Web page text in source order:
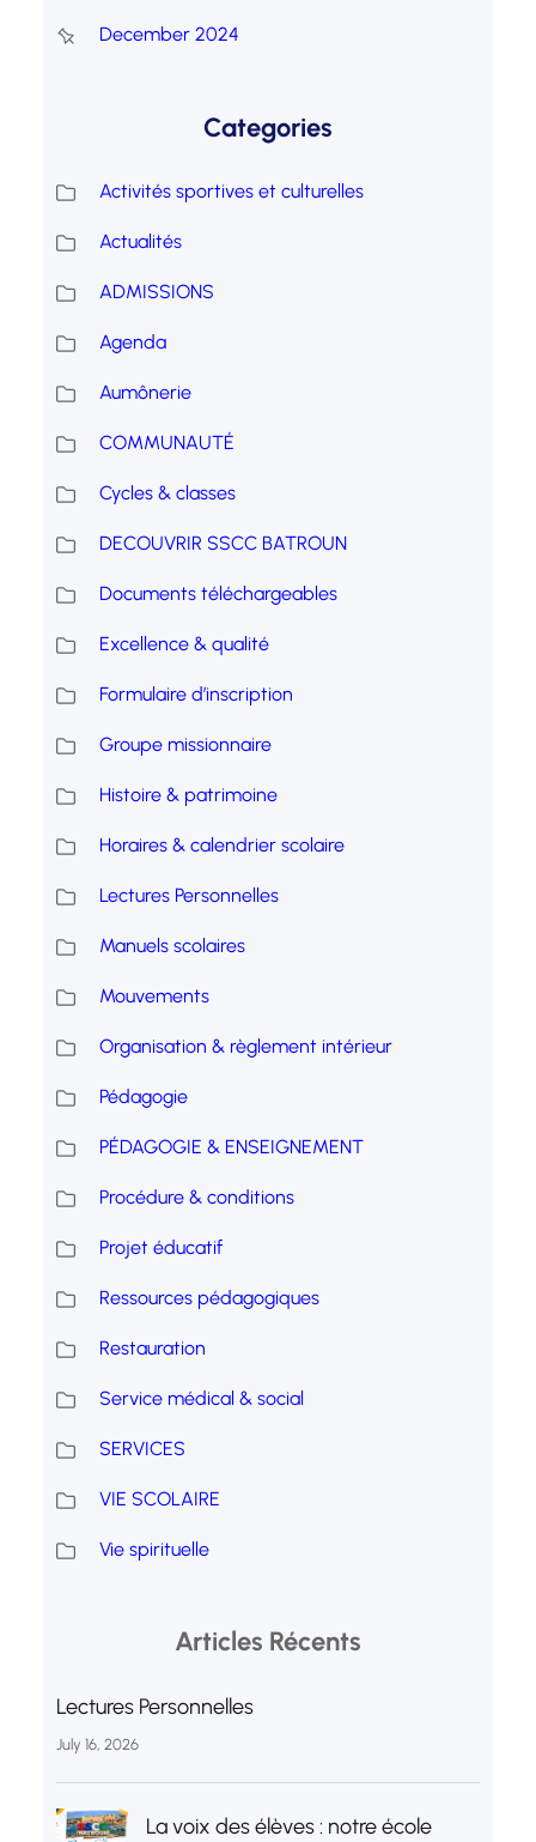
December 2024
Categories
Activités sportives et culturelles
Actualités
ADMISSIONS
Agenda
Aumônerie
COMMUNAUTÉ
Cycles & classes
DECOUVRIR SSCC BATROUN
Documents téléchargeables
Excellence & qualité
Formulaire d’inscription
Groupe missionnaire
Histoire & patrimoine
Horaires & calendrier scolaire
Lectures Personnelles
Manuels scolaires
Mouvements
Organisation & règlement intérieur
Pédagogie
PÉDAGOGIE & ENSEIGNEMENT
Procédure & conditions
Projet éducatif
Ressources pédagogiques
Restauration
Service médical & social
SERVICES
VIE SCOLAIRE
Vie spirituelle
Articles Récents
Lectures Personnelles
July 16, 2026
La voix des élèves : notre école